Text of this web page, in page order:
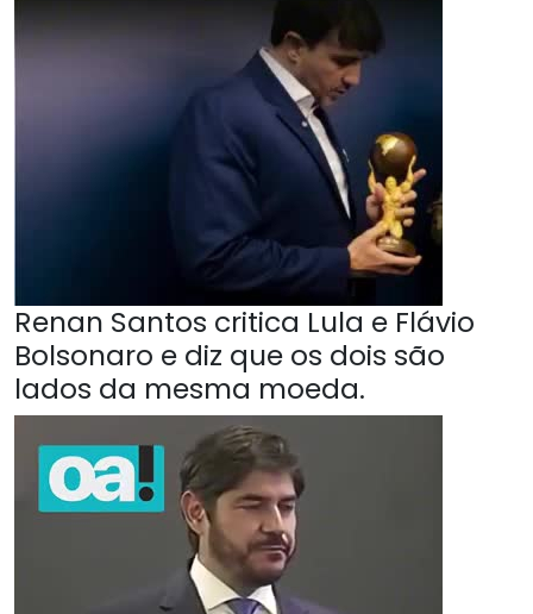
Renan Santos critica Lula e Flávio
Bolsonaro e diz que os dois são
lados da mesma moeda.